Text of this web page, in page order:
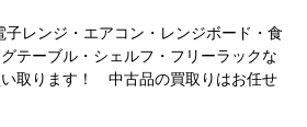
レンジ・エアコン・レンジボード・食
テーブル・シェルフ・フリーラックな
い取ります！ 中古品の買取りはお任せ